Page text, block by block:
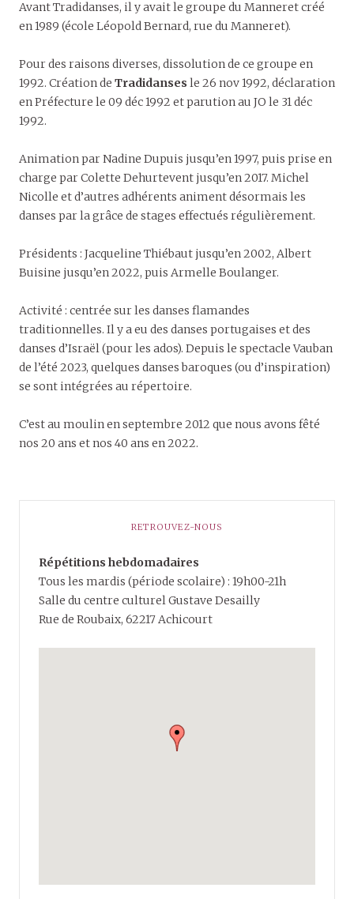
Avant Tradidanses, il y avait le groupe du Manneret créé
en 1989 (école Léopold Bernard, rue du Manneret).
Pour des raisons diverses, dissolution de ce groupe en
1992. Création de Tradidanses le 26 nov 1992, déclaration
en Préfecture le 09 déc 1992 et parution au JO le 31 déc
1992.
Animation par Nadine Dupuis jusqu’en 1997, puis prise en
charge par Colette Dehurtevent jusqu’en 2017. Michel
Nicolle et d’autres adhérents animent désormais les
danses par la grâce de stages effectués régulièrement.
Présidents : Jacqueline Thiébaut jusqu’en 2002, Albert
Buisine jusqu’en 2022, puis Armelle Boulanger.
Activité : centrée sur les danses flamandes
traditionnelles. Il y a eu des danses portugaises et des
danses d’Israël (pour les ados). Depuis le spectacle Vauban
de l’été 2023, quelques danses baroques (ou d’inspiration)
se sont intégrées au répertoire.
C’est au moulin en septembre 2012 que nous avons fêté
nos 20 ans et nos 40 ans en 2022.
RETROUVEZ-NOUS
Répétitions hebdomadaires
Tous les mardis (période scolaire) : 19h00-21h
Salle du centre culturel Gustave Desailly
Rue de Roubaix, 62217 Achicourt